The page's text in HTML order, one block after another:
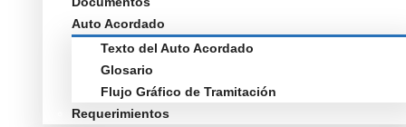
Auto Acordado
Texto del Auto Acordado
Glosario
Flujo Gráfico de Tramitación
Requerimientos